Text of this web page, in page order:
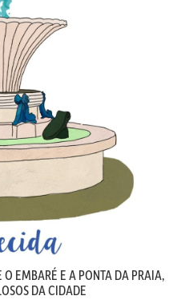
EMBARÉ E A PONTA DA PRAIA,
DA CIDADE